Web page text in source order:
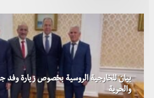
بيان للخارجية الروسية بخصوص زيارة وفد
والحرية